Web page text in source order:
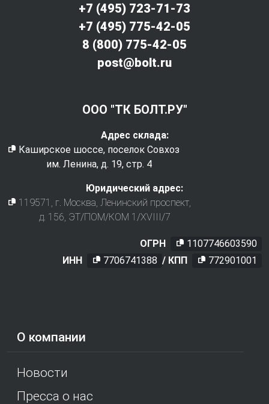
О компании
Новости
Пресса о нас
+7 (495) 723-71-73
+7 (495) 775-42-05
8 (800) 775-42-05
post@bolt.ru
ООО "ТК БОЛТ.РУ"
Адрес склада:
Каширское шоссе, поселок Совхоз
им. Ленина, д. 19, стр. 4
Юридический адрес:
119571
, г. Москва Ленинский проспект,
д. 156, ЭТ/ПОМ/КОМ 1/XVIII/7
ОГРН
1107746603590
ИНН
7706741388 / КПП 772901001